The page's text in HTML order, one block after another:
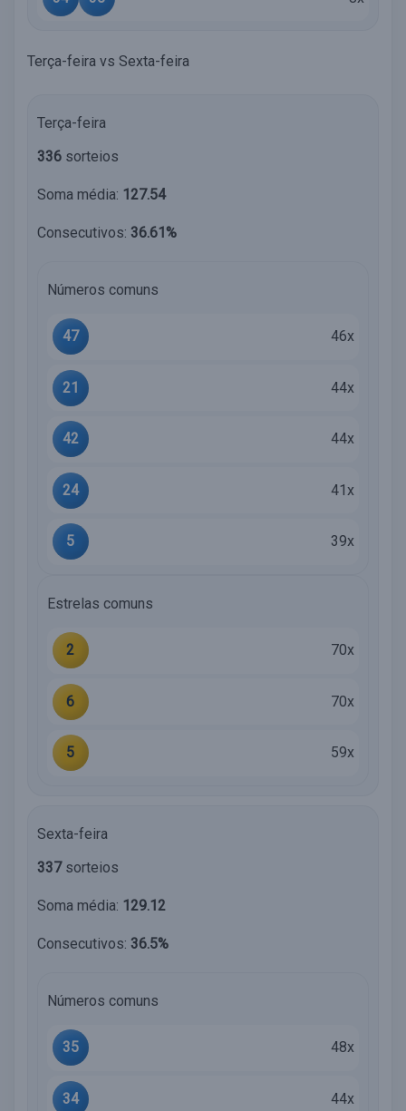
Terça-feira vs Sexta-feira
Terça-feira
336 sorteios
Soma média: 127.54
Consecutivos: 36.61%
Números comuns
47 46x
21 44x
42 44x
24 41x
5 39x
Estrelas comuns
2 70x
6 70x
5 59x
Sexta-feira
337sorteios
Soma média: 129.12
Consecutivos: 36.5%
Números comuns
35 48x
34 44x